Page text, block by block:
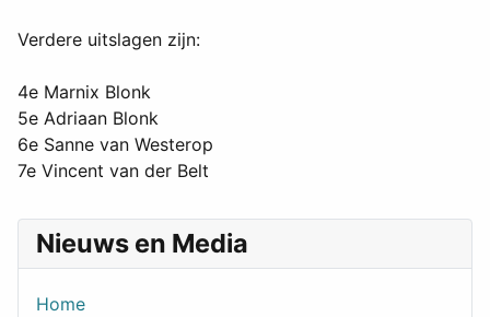
Nieuws en Media
Home
Verdere uitslagen zijn:
4e Marnix Blonk
5e Adriaan Blonk
6e Sanne van Westerop
7e Vincent van der Belt